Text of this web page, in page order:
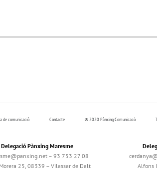
de comunicació Contacte © 2020 Pànxing Comunicacó
Delegació Pànxing Maresme
– 93 753 27 08
25, 08339 – Vilassar de Dalt
Alfons